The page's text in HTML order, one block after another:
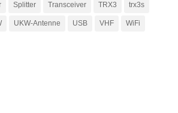
Splitter Transceiver TRX3 trx3s
UKW-Antenne USB VHF WiFi